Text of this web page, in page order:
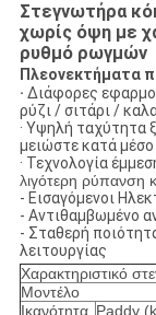
Στεγνωτήρα
χωρίς όψη με
ρυθμό ρωγμών
Πλεονεκτήματα
· Διάφορες
ρύζι / σιτάρι /
· Υψηλή ταχύτητα
μειώστε κατά
· Τεχνολογία
λιγότερη ρύπανση
- Εισαγόμενοι
- Αντιθαμβωμένο
- Σταθερή
λειτουργίας
Χαρακτηριστικό
Μοντέλο
Ικανότητα Paddy